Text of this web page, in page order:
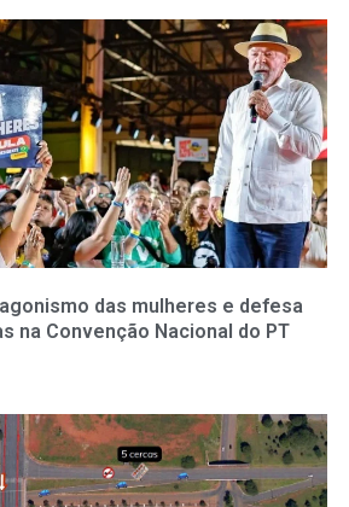
das mulheres e defesa
na Convenção Nacional do PT